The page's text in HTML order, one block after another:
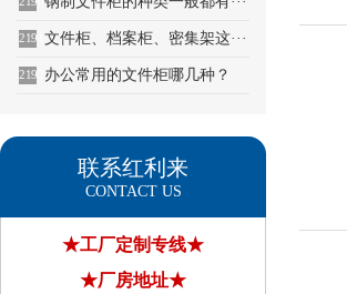
2191 文件柜、档案柜、密集架这···
2192 办公常用的文件柜哪几种？
联系红利来
CONTACT US
★工厂定制专线★
★厂房地址★